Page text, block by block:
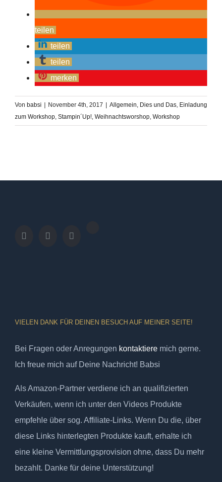
teilen
teilen
teilen
merken
Von babsi | November 4th, 2017 | Allgemein Dies und Das Einladung
zum Workshop Stampin´Up! Weihnachtsworshop Workshop
VIELEN DANK FÜR DEINEN BESUCH AUF MEINER SEITE!
Bei Fragen oder Anregungen kontaktiere mich gerne.
Ich freue mich auf Deine Nachricht! Babsi
Als Amazon-Partner verdiene ich an qualifizierten
Verkäufen, wenn ich unter den Videos Produkte
empfehle über sog. Affiliate-Links. Wenn Du die, über
diese Links hinterlegten Produkte kauft, erhalte ich
eine kleine Vermittlungsprovision ohne, dass Du mehr
bezahlt. Danke für deine Unterstützung!